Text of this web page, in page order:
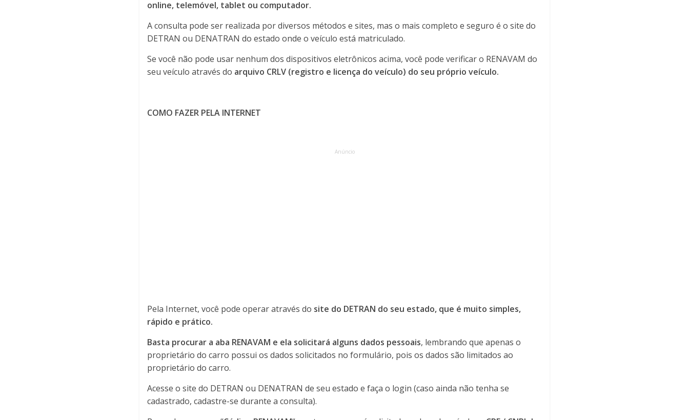
online, telemóvel, tablet ou computador.
A consulta pode ser realizada por diversos métodos e sites, mas o mais completo e seguro é o site do
DETRAN ou DENATRAN do estado onde o veículo está matriculado.
Se você não pode usar nenhum dos dispositivos eletrônicos acima, você pode verificar o RENAVAM do
seu veículo através do arquivo CRLV (registro e licença do veículo) do seu próprio veículo.
COMO FAZER PELA INTERNET
Anúncio
Pela Internet, você pode operar através do site do DETRAN do seu estado, que é muito simples,
rápido e prático.
Basta procurar a aba RENAVAM e ela solicitará alguns dados pessoais, lembrando que apenas o
proprietário do carro possui os dados solicitados no formulário, pois os dados são limitados ao
proprietário do carro.
Acesse o site do DETRAN ou DENATRAN de seu estado e faça o login (caso ainda não tenha se
cadastrado, cadastre-se durante a consulta).